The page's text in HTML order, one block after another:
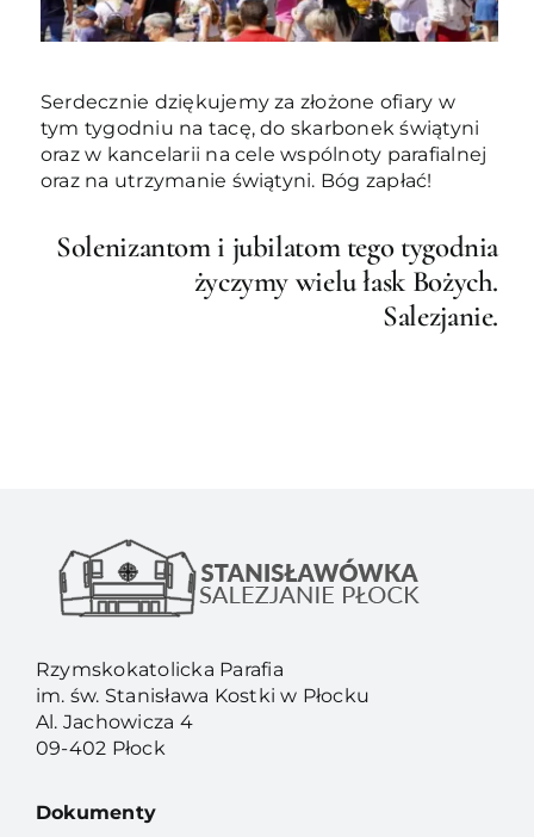
Serdecznie dziękujemy za złożone ofiary w
tym tygodniu na tacę, do skarbonek świątyni
oraz w kancelarii na cele wspólnoty parafialnej
oraz na utrzymanie świątyni. Bóg zapłać!
Solenizantom i jubilatom tego tygodnia
życzymy wielu łask Bożych.
Salezjanie.
Rzymskokatolicka Parafia
im. św. Stanisława Kostki w Płocku
Al. Jachowicza 4
09-402 Płock
Dokumenty